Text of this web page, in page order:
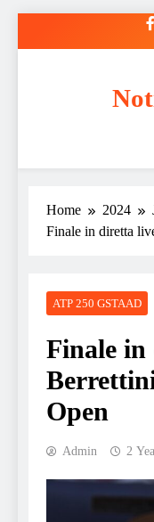
Home 2024
Finale in diretta
ATP 250 GSTAAD
Finale
Open
Admin 2